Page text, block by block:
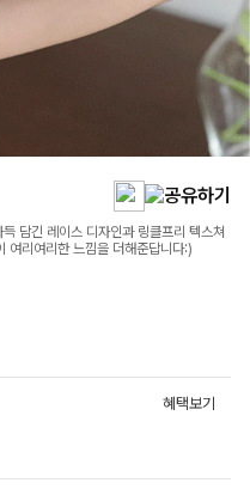
담긴 레이스 디자인과 링클프리 텍스쳐
여리여리한 느낌을 더해준답니다:)
혜택보기